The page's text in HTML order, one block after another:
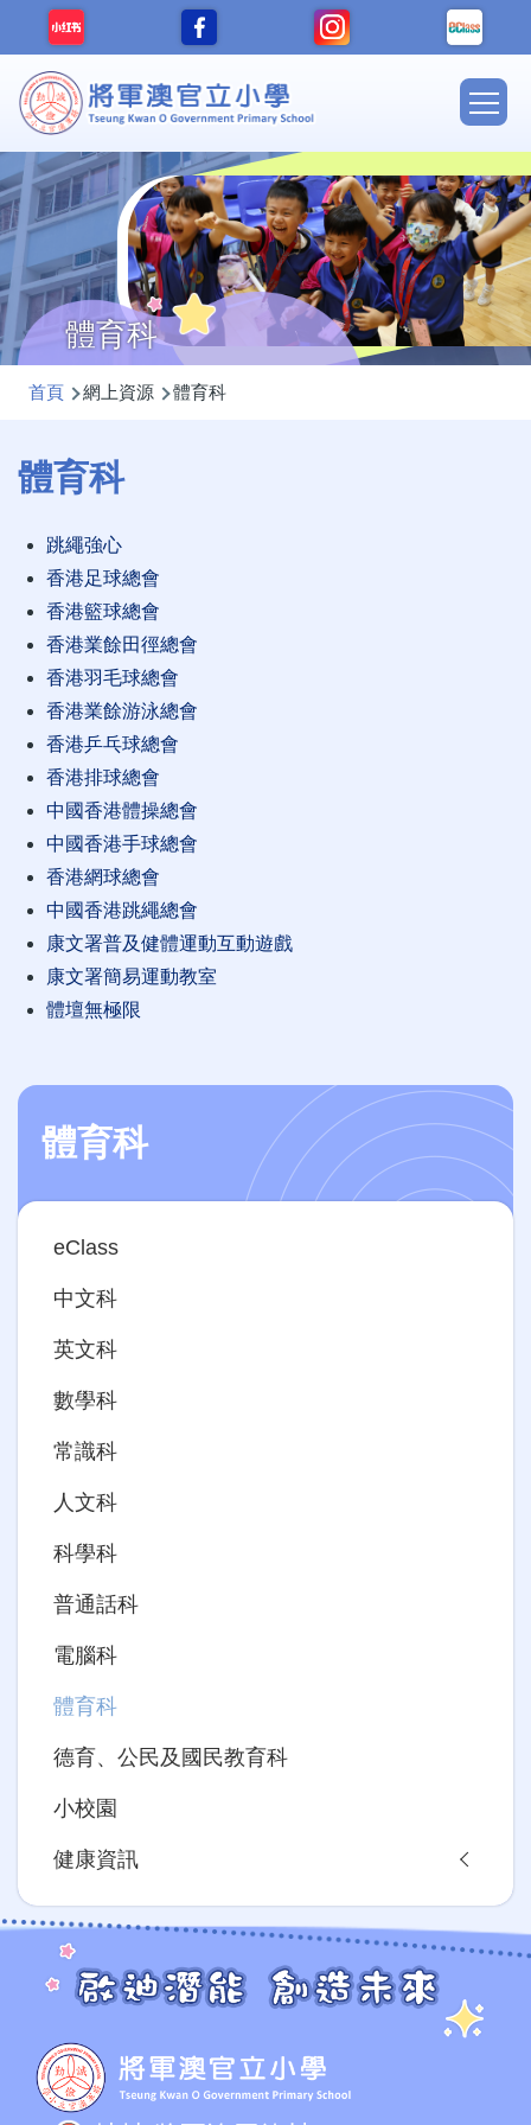
移至主內容
Main
體育科
導
連
結
首頁 網上資源 體育科
體育科
跳繩強心
香港足球總會
香港籃球總會
香港業餘田徑總會
香港羽毛球總會
香港業餘游泳總會
香港乒乓球總會
香港排球總會
中國香港體操總會
中國香港手球總會
香港網球總會
中國香港跳繩總會
康文署普及健體運動互動遊戲
康文署簡易運動教室
體壇無極限
體育科
Main
navigation
eClass
中文科
英文科
數學科
常識科
人文科
科學科
普通話科
電腦科
體育科
德育、公民及國民教育科
小校園
健康資訊